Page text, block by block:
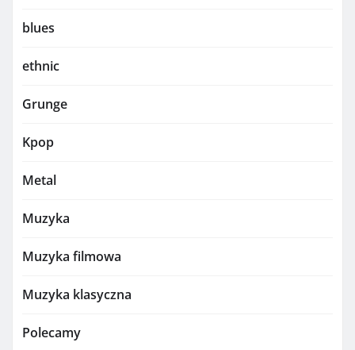
blues
ethnic
Grunge
Kpop
Metal
Muzyka
Muzyka filmowa
Muzyka klasyczna
Polecamy